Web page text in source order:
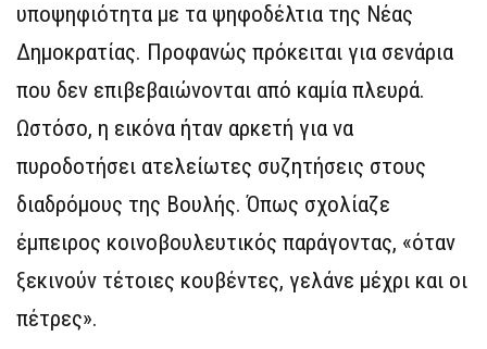
υποψηφιότητα με τα ψηφοδέλτια της Νέας
Δημοκρατίας. Προφανώς πρόκειται για σενάρια
που δεν επιβεβαιώνονται από καμία πλευρά.
Ωστόσο, η εικόνα ήταν αρκετή για να
πυροδοτήσει ατελείωτες συζητήσεις στους
διαδρόμους της Βουλής. Όπως σχολίαζε
έμπειρος κοινοβουλευτικός παράγοντας, «όταν
ξεκινούν τέτοιες κουβέντες, γελάνε μέχρι και οι
πέτρες».